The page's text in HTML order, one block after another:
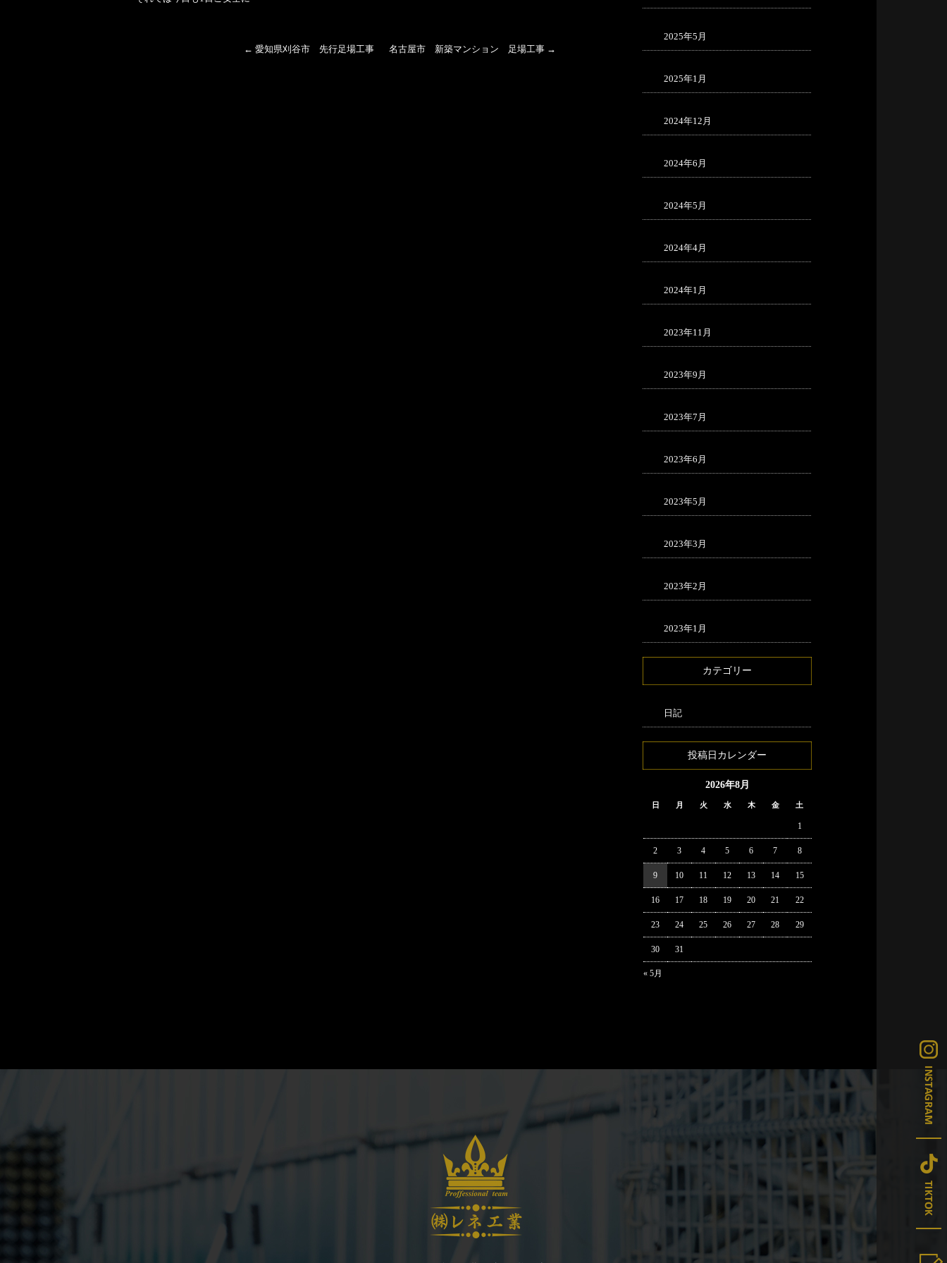
← 愛知県刈谷市 先行足場工事 名古屋市 新築マンション 足場工事 →
2025年5月
2025年1月
2024年12月
2024年6月
2024年5月
2024年4月
2024年1月
2023年11月
2023年9月
2023年7月
2023年6月
2023年5月
2023年3月
2023年2月
2023年1月
カテゴリー
日記
投稿日カレンダー
2026年8月
日 月 火 水 木 金 土
« 5月
1
2 3 4 5 6 7 8
9 10 11 12 13 14 15
16 17 18 19 20 21 22
23 24 25 26 27 28 29
30 31